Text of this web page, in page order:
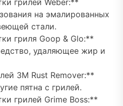
грилей Weber:**
на эмалированных
стали.
гриля Goop & Glo:**
удаляющее жир и
3M Rust Remover:**
пятна с грилей.
грилей Grime Boss:**